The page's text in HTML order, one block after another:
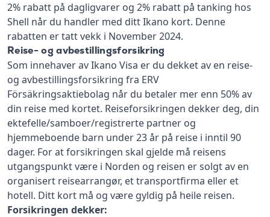
2% rabatt på dagligvarer og 2% rabatt på tanking hos
Shell når du handler med ditt Ikano kort. Denne
rabatten er tatt vekk i November 2024.
Reise- og avbestillingsforsikring
Som innehaver av Ikano Visa er du dekket av en reise-
og avbestillingsforsikring fra ERV
Försäkringsaktiebolag når du betaler mer enn 50% av
din reise med kortet. Reiseforsikringen dekker deg, din
ektefelle/samboer/registrerte partner og
hjemmeboende barn under 23 år på reise i inntil 90
dager. For at forsikringen skal gjelde må reisens
utgangspunkt være i Norden og reisen er solgt av en
organisert reisearrangør, et transportfirma eller et
hotell. Ditt kort må og være gyldig på heile reisen.
Forsikringen dekker: